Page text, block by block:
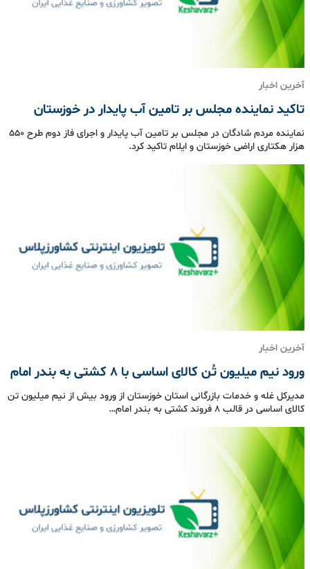
آخرین اخبار
تاکید نماینده مجلس بر تامین آب پایدار در خوزستان
نماینده مردم شادگان در مجلس بر تامین آب پایدار و اجرای فاز دوم طرح ۵۵۰
هزار هکتاری اراضی خوزستان و ایلام تاکید کرد.
آخرین اخبار
ورود نیم میلیون تُن کالای اساسی با 8 کشتی به بندر امام
مدیرکل غله و خدمات بازرگانی استان خوزستان از ورود بیش از نیم میلیون تن
کالای اساسی در قالب 8 فروند کشتی به بندر امام…